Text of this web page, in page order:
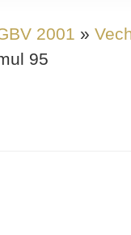
2001 »
95